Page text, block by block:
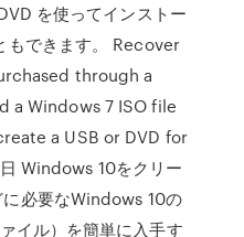
を使ってインストー
もできます。 Recover
through a
a Windows 7 ISO file
a USB or DVD for
Windows 10をクリー
必要なWindows 10の
イル）を簡単に入手す